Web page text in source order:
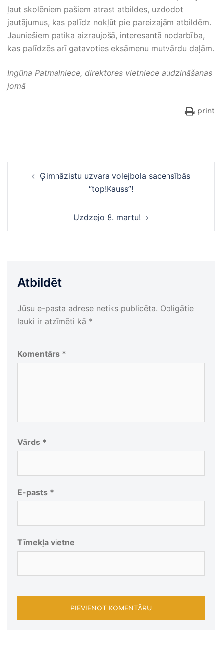
ļaut skolēniem pašiem atrast atbildes, uzdodot
jautājumus, kas palīdz nokļūt pie pareizajām atbildēm.
Jauniešiem patika aizraujošā, interesantā nodarbība,
kas palīdzēs arī gatavoties eksāmenu mutvārdu daļām.
Ingūna Patmalniece, direktores vietniece audzināšanas
jomā
print
navigācijaĢimnāzistu uzvara volejbola sacensībās
“top!Kauss”!
Uzdzejo 8. martu!
Atbildēt
Jūsu e-pasta adrese netiks publicēta. Obligātie
lauki ir atzīmēti kā *
Komentārs *
Vārds *
E-pasts *
Tīmekļa vietne